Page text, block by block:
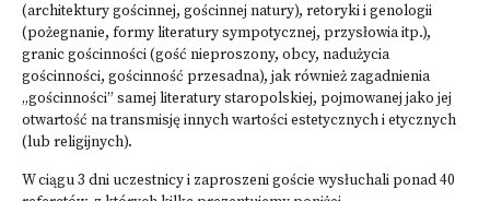
(architektury gościnnej, gościnnej natury), retoryki i genologii
(pożegnanie, formy literatury sympotycznej, przysłowia itp.),
granic gościnności (gość nieproszony, obcy, nadużycia
gościnności, gościnność przesadna), jak również zagadnienia
„gościnności” samej literatury staropolskiej, pojmowanej jako jej
otwartość na transmisję innych wartości estetycznych i etycznych
(lub religijnych).
W ciągu 3 dni uczestnicy i zaproszeni goście wysłuchali ponad 40